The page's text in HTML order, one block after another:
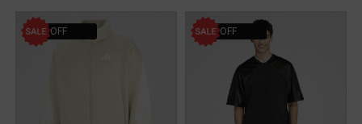
10% OFF 11% OFF